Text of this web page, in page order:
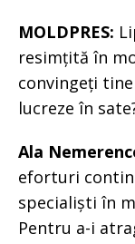
MOLDPRES:
resimțită în
convingeți
lucreze în
Ala
eforturi
specialiști în
Pentru a-i